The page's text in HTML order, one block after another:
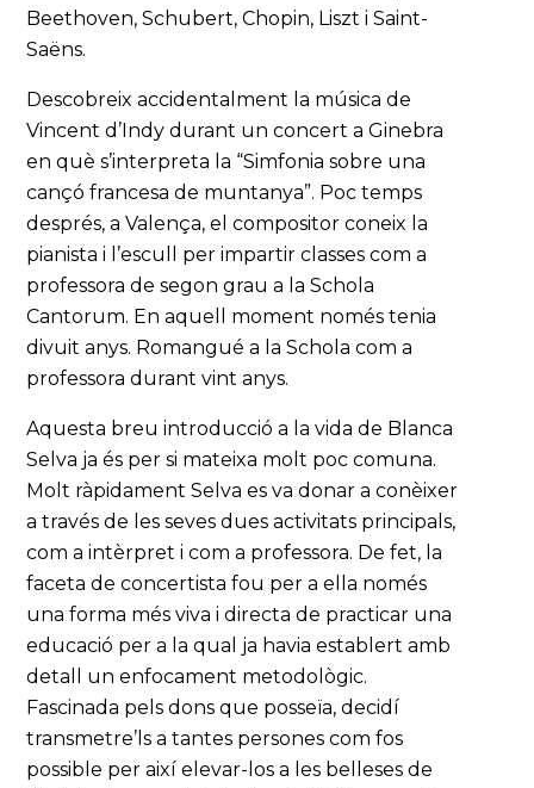
Beethoven, Schubert, Chopin, Liszt i Saint-
Saëns.
Descobreix accidentalment la música de
Vincent d’Indy durant un concert a Ginebra
en què s’interpreta la “Simfonia sobre una
cançó francesa de muntanya”. Poc temps
després, a Valença, el compositor coneix la
pianista i l’escull per impartir classes com a
professora de segon grau a la Schola
Cantorum. En aquell moment només tenia
divuit anys. Romangué a la Schola com a
professora durant vint anys.
Aquesta breu introducció a la vida de Blanca
Selva ja és per si mateixa molt poc comuna.
Molt ràpidament Selva es va donar a conèixer
a través de les seves dues activitats principals,
com a intèrpret i com a professora. De fet, la
faceta de concertista fou per a ella només
una forma més viva i directa de practicar una
educació per a la qual ja havia establert amb
detall un enfocament metodològic.
Fascinada pels dons que posseïa, decidí
transmetre’ls a tantes persones com fos
possible per així elevar-los a les belleses de